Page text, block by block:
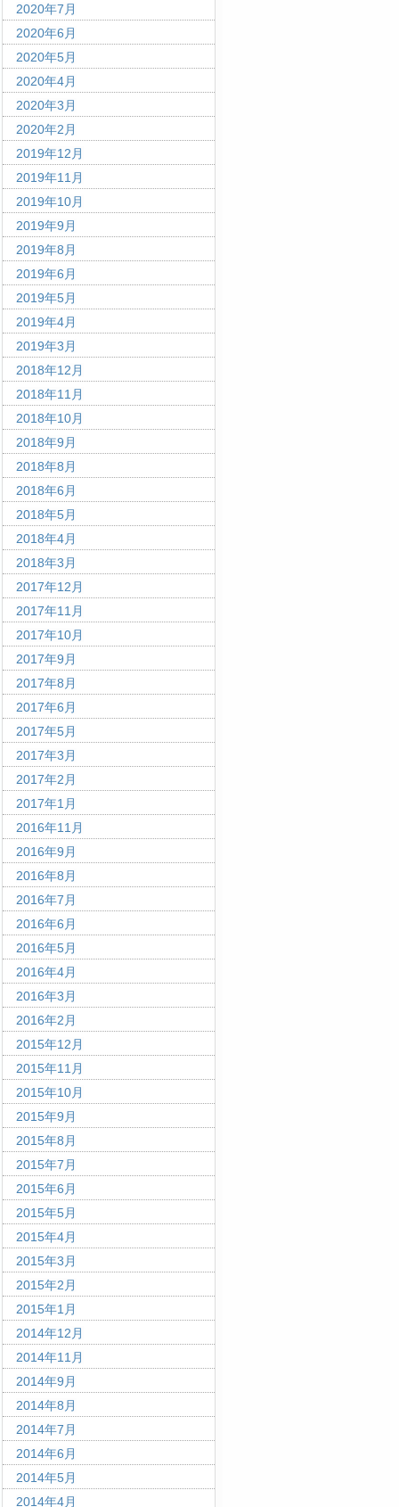
2020年7月
2020年6月
2020年5月
2020年4月
2020年3月
2020年2月
2019年12月
2019年11月
2019年10月
2019年9月
2019年8月
2019年6月
2019年5月
2019年4月
2019年3月
2018年12月
2018年11月
2018年10月
2018年9月
2018年8月
2018年6月
2018年5月
2018年4月
2018年3月
2017年12月
2017年11月
2017年10月
2017年9月
2017年8月
2017年6月
2017年5月
2017年3月
2017年2月
2017年1月
2016年11月
2016年9月
2016年8月
2016年7月
2016年6月
2016年5月
2016年4月
2016年3月
2016年2月
2015年12月
2015年11月
2015年10月
2015年9月
2015年8月
2015年7月
2015年6月
2015年5月
2015年4月
2015年3月
2015年2月
2015年1月
2014年12月
2014年11月
2014年9月
2014年8月
2014年7月
2014年6月
2014年5月
2014年4月